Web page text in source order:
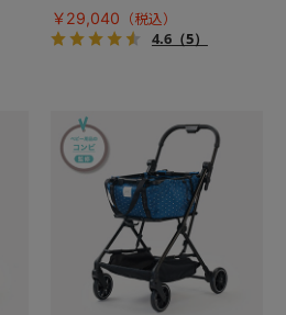
￥29,040
4.6（5）